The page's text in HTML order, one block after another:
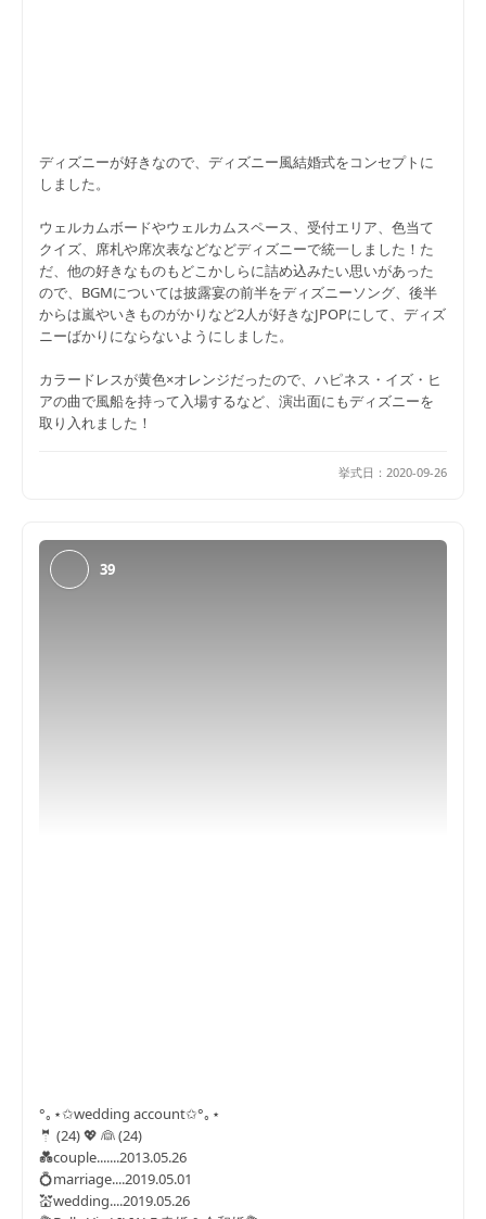
ディズニーが好きなので、ディズニー風結婚式をコンセプトに
しました。
ウェルカムボードやウェルカムスペース、受付エリア、色当て
クイズ、席札や席次表などなどディズニーで統一しました！た
だ、他の好きなものもどこかしらに詰め込みたい思いがあった
ので、BGMについては披露宴の前半をディズニーソング、後半
からは嵐やいきものがかりなど2人が好きなJPOPにして、ディズ
ニーばかりにならないようにしました。
カラードレスが黄色×オレンジだったので、ハピネス・イズ・ヒ
アの曲で風船を持って入場するなど、演出面にもディズニーを
取り入れました！
挙式日： 2020-09-26
39
°｡⋆✩wedding account✩°｡⋆
🤵 (24) 💖 👰 (24)
💑couple.......2013.05.26
💍marriage....2019.05.01
💒wedding....2019.05.26